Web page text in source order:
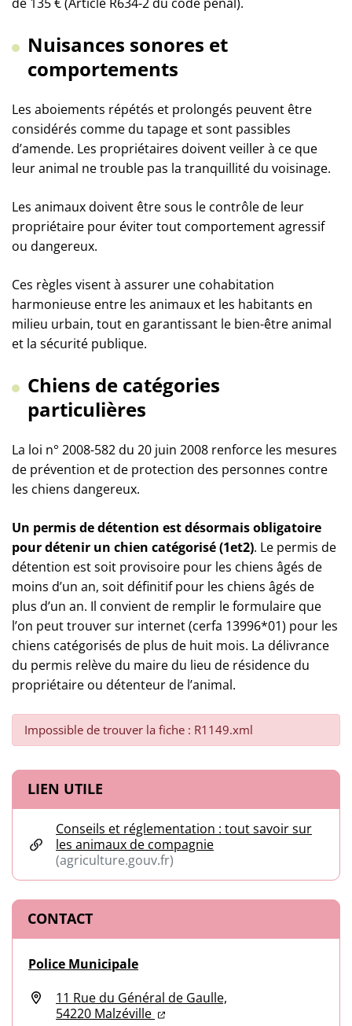
Nuisances sonores et
comportements
Les aboiements répétés et prolongés peuvent être
considérés comme du tapage et sont passibles
d’amende. Les propriétaires doivent veiller à ce que
leur animal ne trouble pas la tranquillité du voisinage.
Les animaux doivent être sous le contrôle de leur
propriétaire pour éviter tout comportement agressif
ou dangereux.
Ces règles visent à assurer une cohabitation
harmonieuse entre les animaux et les habitants en
milieu urbain, tout en garantissant le bien-être animal
et la sécurité publique.
Chiens de catégories
particulières
La loi n° 2008-582 du 20 juin 2008 renforce les mesures
de prévention et de protection des personnes contre
les chiens dangereux.
Un permis de détention est désormais obligatoire
pour détenir un chien catégorisé (1et2). Le permis de
détention est soit provisoire pour les chiens âgés de
moins d’un an, soit définitif pour les chiens âgés de
plus d’un an. Il convient de remplir le formulaire que
l’on peut trouver sur internet (cerfa 13996*01) pour les
chiens catégorisés de plus de huit mois. La délivrance
du permis relève du maire du lieu de résidence du
propriétaire ou détenteur de l’animal.
Impossible de trouver la fiche : R1149.xml
Informations complémentaires
LIEN UTILE
Conseils et réglementation : tout savoir sur
les animaux de compagnie
(agriculture.gouv.fr)
CONTACT
Police Municipale
11 Rue du Général de Gaulle,
54220 Malzéville (ouverture dans un nouvel
(ouverture dans un nouvel